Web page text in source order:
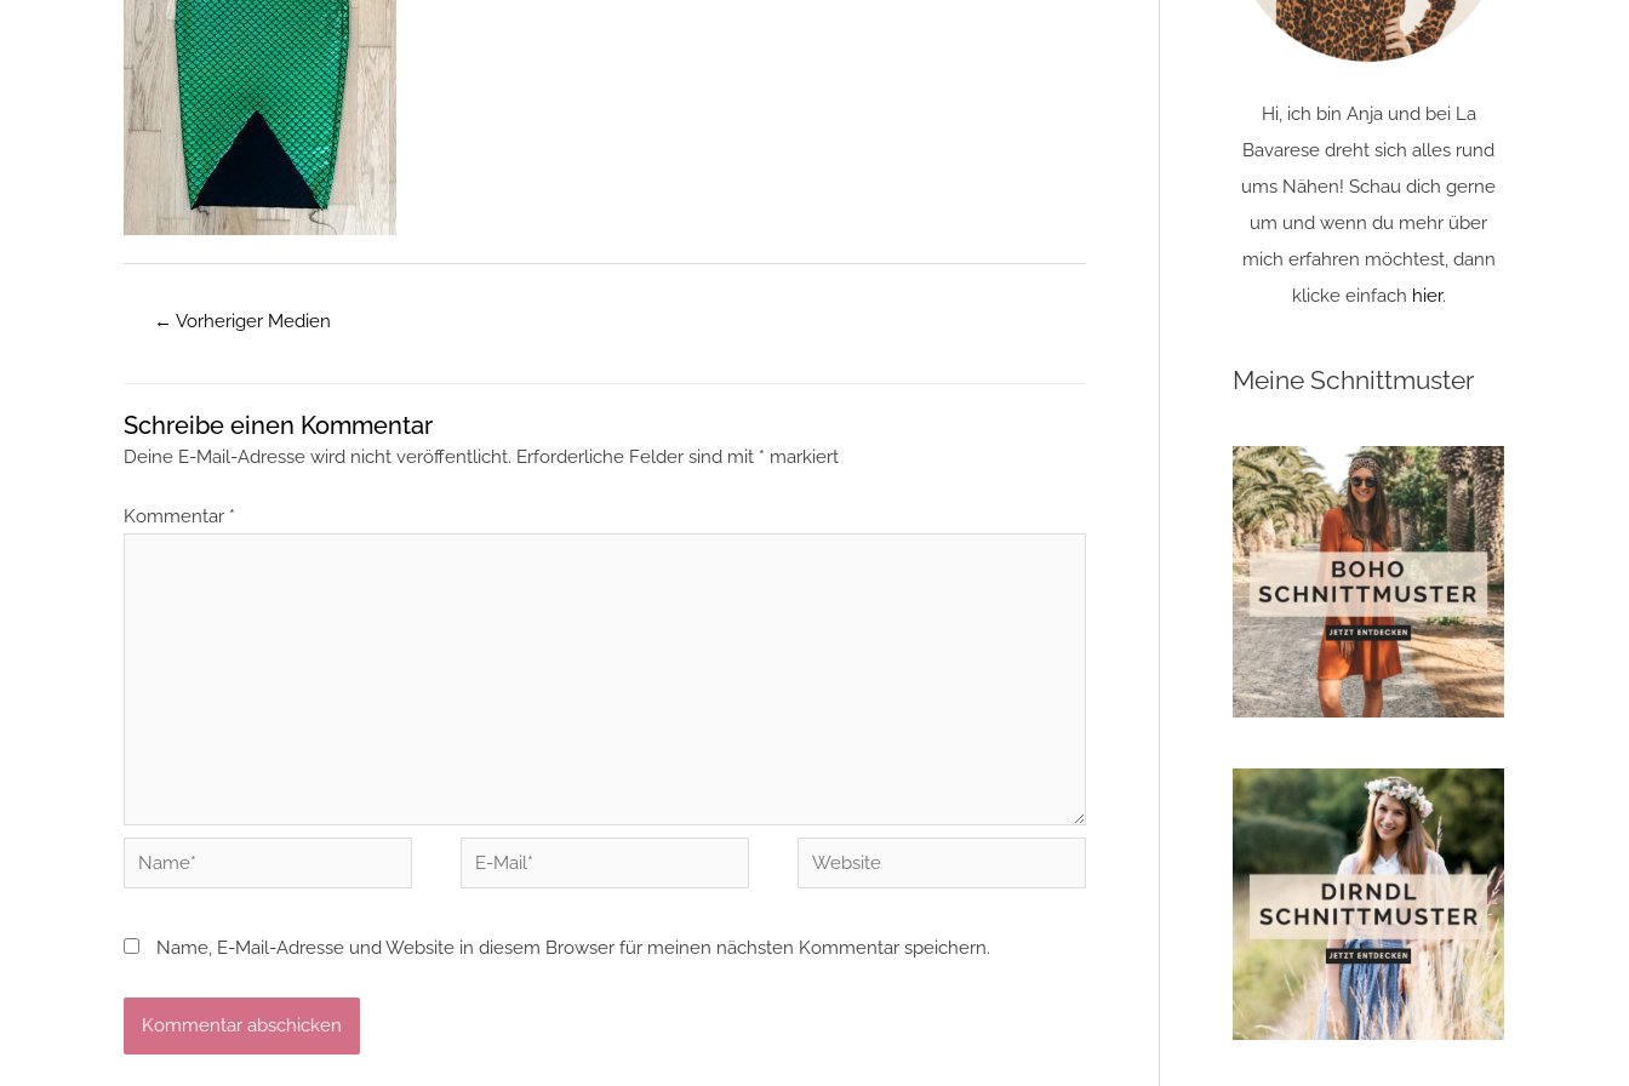
← Vorheriger Medien
Schreibe einen Kommentar
Deine E-Mail-Adresse wird nicht veröffentlicht. Erforderliche Felder sind mit * markiert
Kommentar *
Name*
E-
Mail*
Website
Name, E-Mail-Adresse und Website in diesem Browser für meinen nächsten Kommentar speichern.
Hi, ich bin Anja und bei La
Bavarese dreht sich alles rund
ums Nähen! Schau dich gerne
um und wenn du mehr über
mich erfahren möchtest, dann
klicke einfach hier.
Meine Schnittmuster